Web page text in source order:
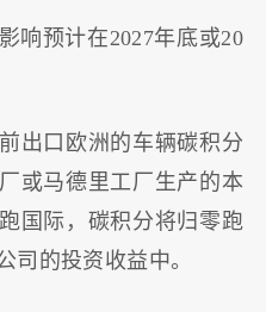
响预计在2027年底或20
出口欧洲的车辆碳积分
或马德里工厂生产的本
国际，碳积分将归零跑
司的投资收益中。